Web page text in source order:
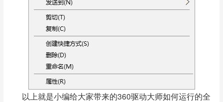
以上就是小编给大家带来的360驱动大师如何运行的全